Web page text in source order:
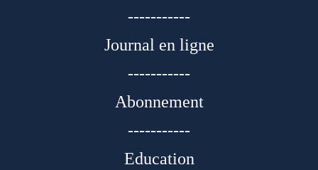
-----------
Journal en ligne
-----------
Abonnement
-----------
Education